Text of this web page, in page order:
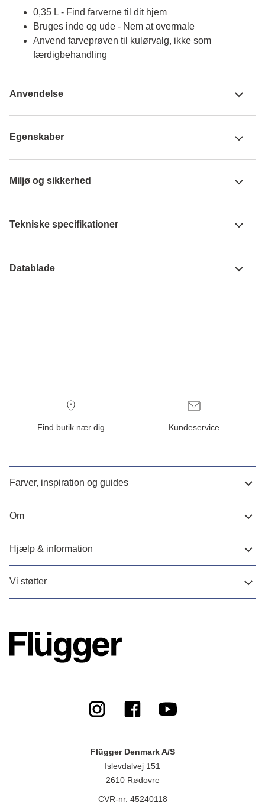
0,35 L - Find farverne til dit hjem
Bruges inde og ude - Nem at overmale
Anvend farveprøven til kulørvalg, ikke som
færdigbehandling
Anvendelse
Egenskaber
Miljø og sikkerhed
Tekniske specifikationer
Datablade
Find butik nær dig Kundeservice
Farver, inspiration og guides
Om
Hjælp & information
Vi støtter
Flügger Denmark A/S
Islevdalvej 151
2610 Rødovre
CVR-nr. 45240118